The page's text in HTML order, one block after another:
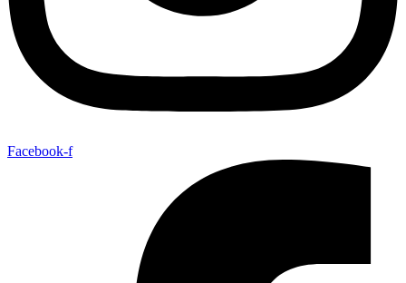
Facebook-f